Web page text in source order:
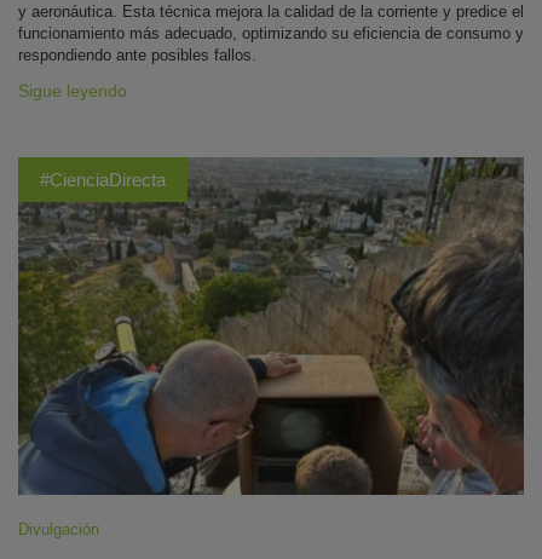
y aeronáutica. Esta técnica mejora la calidad de la corriente y predice el
funcionamiento más adecuado, optimizando su eficiencia de consumo y
respondiendo ante posibles fallos.
Sigue leyendo
#CienciaDirecta
Divulgación